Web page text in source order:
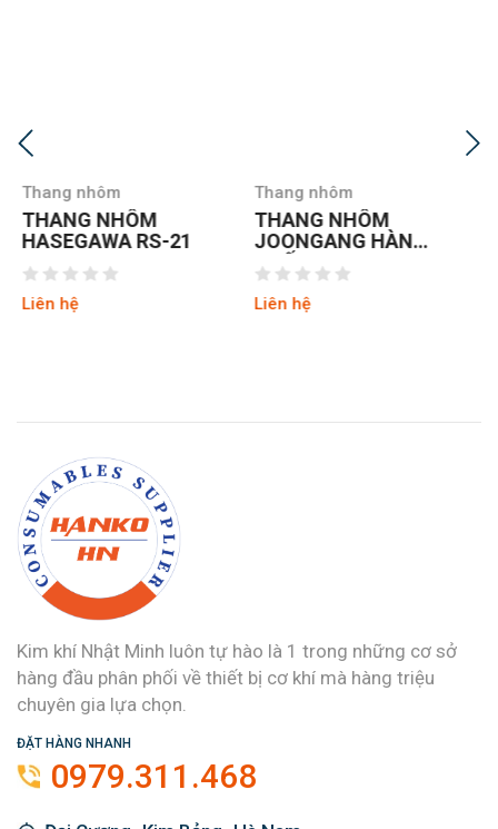
Thang nhôm
THANG NHÔM
JOONGANG HÀN
QUỐC JALS-53
Liên hệ
Thang nhôm
THANG NHÔM CHỮ
A NIKAWA NKD-04
NEW
Liên hệ
Kim khí Nhật Minh luôn tự hào là 1 trong những cơ sở
hàng đầu phân phối về thiết bị cơ khí mà hàng triệu
chuyên gia lựa chọn.
ĐẶT HÀNG NHANH
0979.311.468